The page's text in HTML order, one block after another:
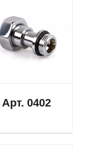
Арт. 0402